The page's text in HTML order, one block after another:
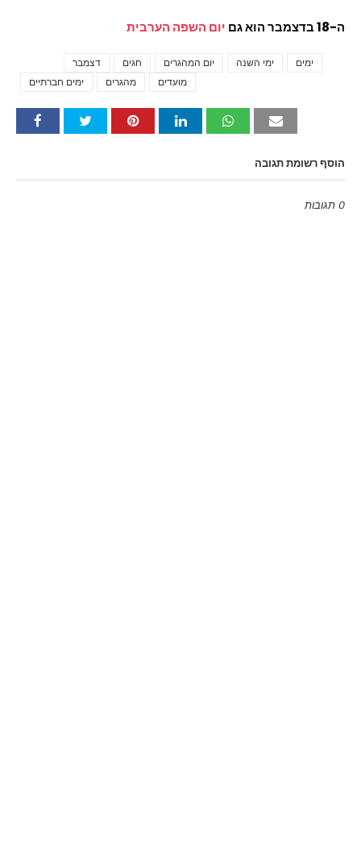
ה-18 בדצמבר הוא גם יום השפה הערבית
דצמבר חגים יום המהגרים ימי השנה
ימים
ימים חברתיים
מהגרים מועדים
הוסף רשומת תגובה
0 תגובות